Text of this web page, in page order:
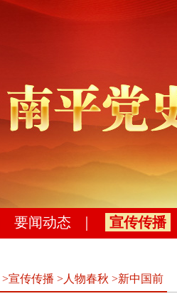
要闻动态 宣传传播
>宣传传播 >人物春秋 >新中国前